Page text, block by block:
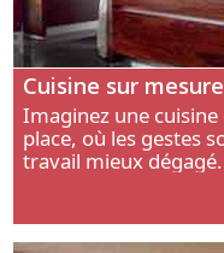
Cuisine sur mesure
Imaginez une
place, où les gestes
travail mieux
aménagement